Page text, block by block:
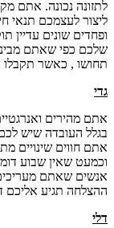
לתזונה נכונה. אתם
ליצור לעצמכם תנאי
ופחדים שונים
שלכם כפי שאתם
תחושו , כאשר
גדי
אתם מהירים
בגלל העובדה שיש
אתם חווים שינויים
וכמעט שאין שבוע
אנשים שאתם
ההצלחה תגיע אליכם
דלי